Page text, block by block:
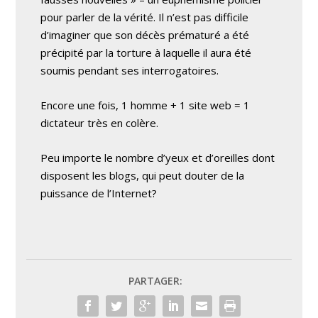
pour parler de la vérité. Il n’est pas difficile
d’imaginer que son décès prématuré a été
précipité par la torture à laquelle il aura été
soumis pendant ses interrogatoires.
Encore une fois, 1 homme + 1 site web = 1
dictateur très en colère.
Peu importe le nombre d’yeux et d’oreilles dont
disposent les blogs, qui peut douter de la
puissance de l’Internet?
PARTAGER: